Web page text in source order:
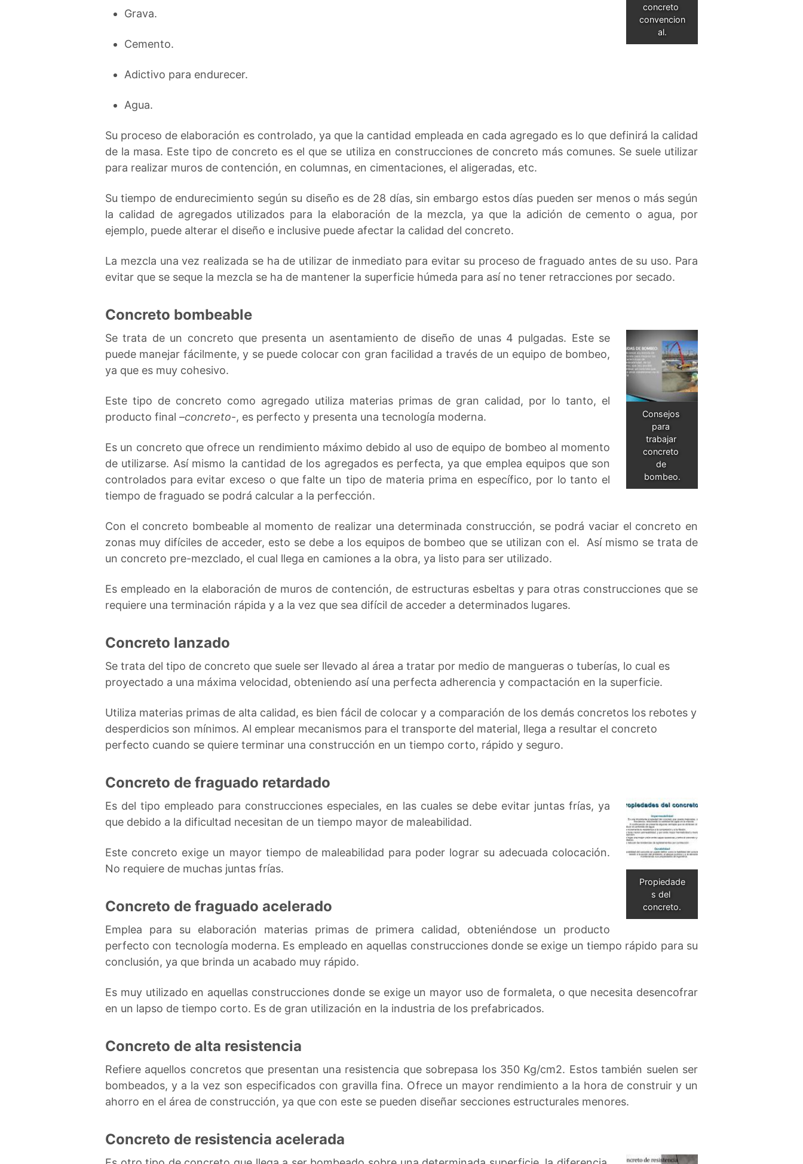
concreto
convencion
al.
Grava.
Cemento.
Adictivo para endurecer.
Agua.
Su proceso de elaboración es controlado, ya que la cantidad empleada en cada agregado es lo que definirá la calidad
de la masa. Este tipo de concreto es el que se utiliza en construcciones de concreto más comunes. Se suele utilizar
para realizar muros de contención, en columnas, en cimentaciones, el aligeradas, etc.
Su tiempo de endurecimiento según su diseño es de 28 días, sin embargo estos días pueden ser menos o más según
la calidad de agregados utilizados para la elaboración de la mezcla, ya que la adición de cemento o agua, por
ejemplo, puede alterar el diseño e inclusive puede afectar la calidad del concreto.
La mezcla una vez realizada se ha de utilizar de inmediato para evitar su proceso de fraguado antes de su uso. Para
evitar que se seque la mezcla se ha de mantener la superficie húmeda para así no tener retracciones por secado.
Concreto bombeable
Consejos
para
trabajar
concreto
de
bombeo.
Se trata de un concreto que presenta un asentamiento de diseño de unas 4 pulgadas. Este se
puede manejar fácilmente, y se puede colocar con gran facilidad a través de un equipo de bombeo,
ya que es muy cohesivo.
Este tipo de concreto como agregado utiliza materias primas de gran calidad, por lo tanto, el
producto final –concreto-, es perfecto y presenta una tecnología moderna.
Es un concreto que ofrece un rendimiento máximo debido al uso de equipo de bombeo al momento
de utilizarse. Así mismo la cantidad de los agregados es perfecta, ya que emplea equipos que son
controlados para evitar exceso o que falte un tipo de materia prima en específico, por lo tanto el
tiempo de fraguado se podrá calcular a la perfección.
Con el concreto bombeable al momento de realizar una determinada construcción, se podrá vaciar el concreto en
zonas muy difíciles de acceder, esto se debe a los equipos de bombeo que se utilizan con el. Así mismo se trata de
un concreto pre-mezclado, el cual llega en camiones a la obra, ya listo para ser utilizado.
Es empleado en la elaboración de muros de contención, de estructuras esbeltas y para otras construcciones que se
requiere una terminación rápida y a la vez que sea difícil de acceder a determinados lugares.
Concreto lanzado
Se trata del tipo de concreto que suele ser llevado al área a tratar por medio de mangueras o tuberías, lo cual es
proyectado a una máxima velocidad, obteniendo así una perfecta adherencia y compactación en la superficie.
Utiliza materias primas de alta calidad, es bien fácil de colocar y a comparación de los demás concretos los rebotes y
desperdicios son mínimos. Al emplear mecanismos para el transporte del material, llega a resultar el concreto
perfecto cuando se quiere terminar una construcción en un tiempo corto, rápido y seguro.
Concreto de fraguado retardado
Propiedade
s del
concreto.
Es del tipo empleado para construcciones especiales, en las cuales se debe evitar juntas frías, ya
que debido a la dificultad necesitan de un tiempo mayor de maleabilidad.
Este concreto exige un mayor tiempo de maleabilidad para poder lograr su adecuada colocación.
No requiere de muchas juntas frías.
Concreto de fraguado acelerado
Emplea para su elaboración materias primas de primera calidad, obteniéndose un producto
perfecto con tecnología moderna. Es empleado en aquellas construcciones donde se exige un tiempo rápido para su
conclusión, ya que brinda un acabado muy rápido.
Es muy utilizado en aquellas construcciones donde se exige un mayor uso de formaleta, o que necesita desencofrar
en un lapso de tiempo corto. Es de gran utilización en la industria de los prefabricados.
Concreto de alta resistencia
Refiere aquellos concretos que presentan una resistencia que sobrepasa los 350 Kg/cm2. Estos también suelen ser
bombeados, y a la vez son especificados con gravilla fina. Ofrece un mayor rendimiento a la hora de construir y un
ahorro en el área de construcción, ya que con este se pueden diseñar secciones estructurales menores.
Concreto de resistencia acelerada